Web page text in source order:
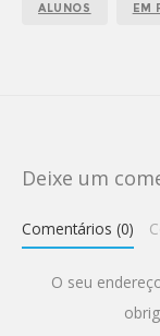
ALUNOS EM
Deixe um
Comentários (0)
O seu